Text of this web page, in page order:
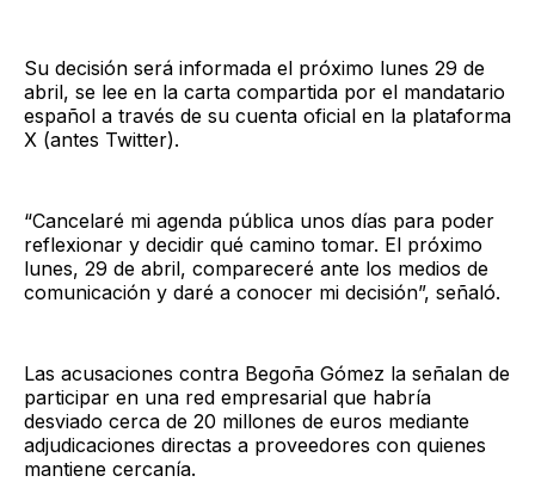
Su decisión será informada el próximo lunes 29 de
abril, se lee en la carta compartida por el mandatario
español a través de su cuenta oficial en la plataforma
X (antes Twitter).
“Cancelaré mi agenda pública unos días para poder
reflexionar y decidir qué camino tomar. El próximo
lunes, 29 de abril, compareceré ante los medios de
comunicación y daré a conocer mi decisión”, señaló.
Las acusaciones contra Begoña Gómez la señalan de
participar en una red empresarial que habría
desviado cerca de 20 millones de euros mediante
adjudicaciones directas a proveedores con quienes
mantiene cercanía.